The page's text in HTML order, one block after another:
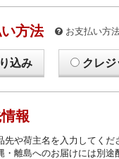
方法 お支払い方
込み クレ
報
先や荷主名を入力してくだ
・離島へのお届けには別途